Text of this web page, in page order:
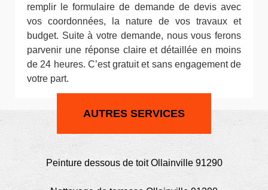
remplir le formulaire de demande de devis avec
vos coordonnées, la nature de vos travaux et
budget. Suite à votre demande, nous vous ferons
parvenir une réponse claire et détaillée en moins
de 24 heures. C’est gratuit et sans engagement de
votre part.
AUTRES SERVICES
Peinture dessous de toit Ollainville 91290